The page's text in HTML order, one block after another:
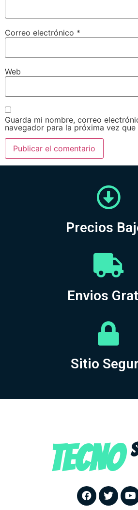
Correo electrónico *
Web
Guarda mi nombre, correo
navegador para la próxima vez que
Precios
Envios
Sitio
TECNO